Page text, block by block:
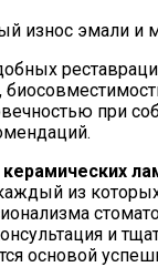
износ эмали и
при
керамических
из
и
основой